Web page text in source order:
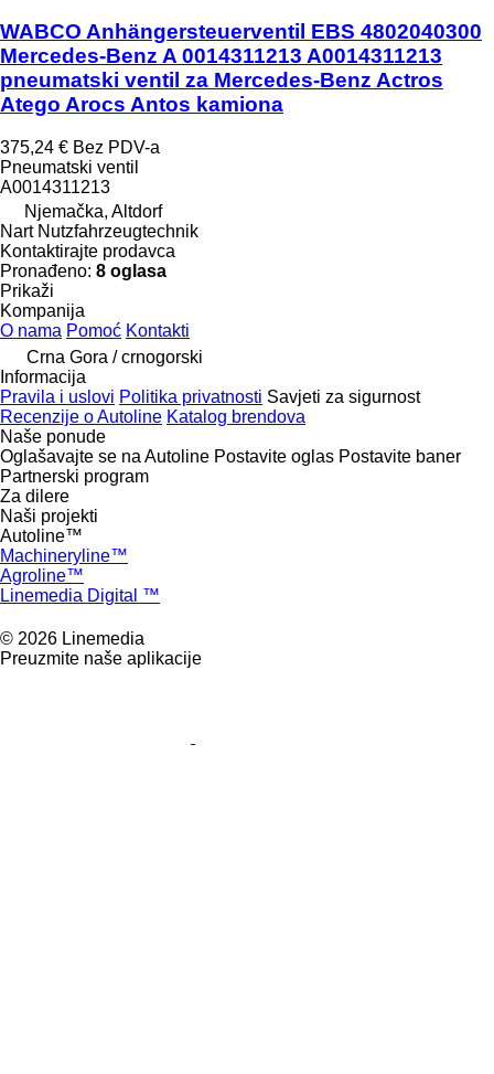
WABCO Anhängersteuerventil EBS 4802040300
Mercedes-Benz A 0014311213 A0014311213
pneumatski ventil za Mercedes-Benz Actros
Atego Arocs Antos kamiona
375,24 € Bez PDV-a
Pneumatski ventil
A0014311213
Njemačka, Altdorf
Nart Nutzfahrzeugtechnik
Kontaktirajte prodavca
Pronađeno: 8 oglasa
Prikaži
Kompanija
O nama Pomoć Kontakti
Crna Gora / crnogorski
Informacija
Pravila i uslovi Politika privatnosti Savjeti za sigurnost
Recenzije o Autoline Katalog brendova
Naše ponude
Oglašavajte se na Autoline Postavite oglas Postavite baner
Partnerski program
Za dilere
Naši projekti
Autoline™
Machineryline™
Agroline™
Linemedia Digital ™
© 2026 Linemedia
Preuzmite naše aplikacije